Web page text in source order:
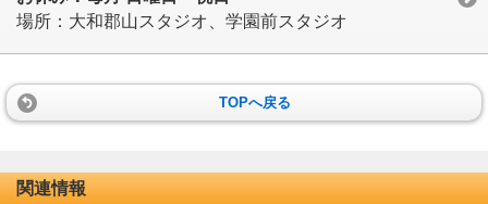
場所：大和郡山スタジオ、学園前スタジオ
TOPへ戻る
関連情報